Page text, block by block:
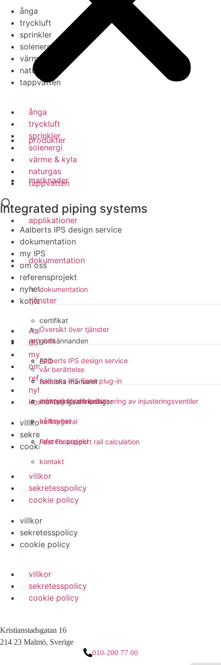
produkter
marknader
applikationer
dokumentation
dokumentation
certifikat
godkännanden
EPD
tekniska manualer
monteringsanvisningar
tjänster
Översikt över tjänster
Aalberts IPS design service
Aalberts IPS Revit plug-in
verktyg för dimensionering av injusteringsventiler
verktygsval
Fast Fix support rail calculation
om oss
vår berättelse
människor och kultur
hållbarhet
referensprojekt
kontakt
ånga
tryckluft
sprinkler
solenergi
värme & kyla
naturgas
tappvatten
ånga
tryckluft
sprinkler
solenergi
värme & kyla
naturgas
tappvatten
integrated piping systems
Aalberts IPS design service
dokumentation
my IPS
om oss
referensprojekt
nyheter
kontakt
Aalberts IPS design service
dokumentation
my IPS
om oss
referensprojekt
nyheter
kontakt
villkor
sekretesspolicy
cookie policy
villkor
sekretesspolicy
cookie policy
villkor
sekretesspolicy
cookie policy
villkor
sekretesspolicy
cookie policy
Kristianstadsgatan 16
214 23 Malmö, Sverige
010-200 77 00